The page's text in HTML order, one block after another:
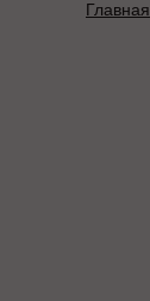
Главная